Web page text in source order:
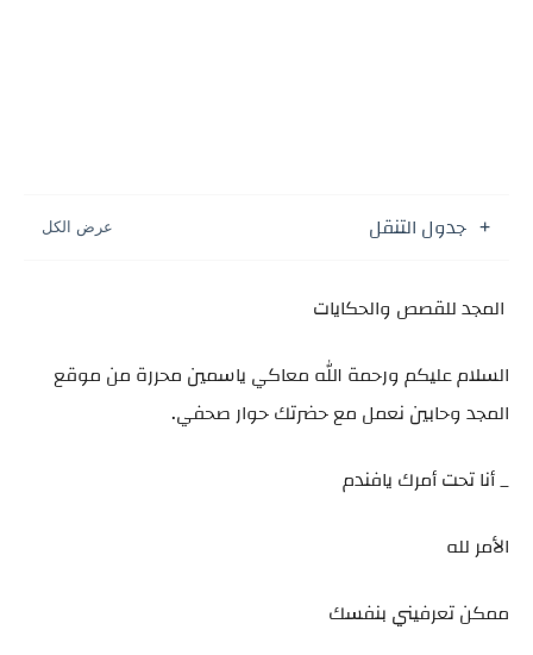
جدول التنقل
المجد للقصص والحكايات
السلام عليكم ورحمة الله معاكي ياسمين محررة من موقع
المجد وحابين نعمل مع حضرتك حوار صحفي.
_ أنا تحت أمرك يافندم
الأمر لله
ممكن تعرفيني بنفسك